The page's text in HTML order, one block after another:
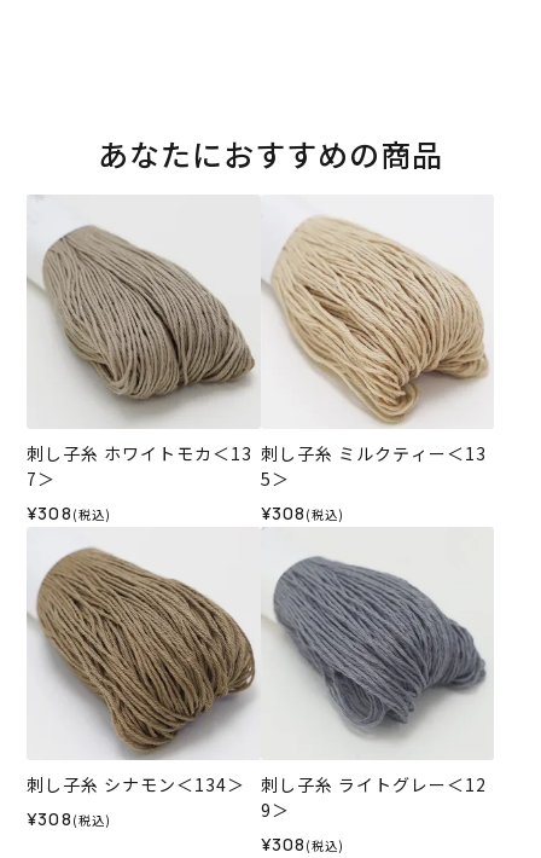
あなたにおすすめの商品
刺し子糸 ホワイトモカ＜13
7＞
¥308 (税込)
刺し子糸 ミルクティー＜13
5＞
¥308 (税込)
刺し子糸 シナモン＜134＞
¥308 (税込)
刺し子糸 ライトグレー＜12
9＞
¥308 (税込)